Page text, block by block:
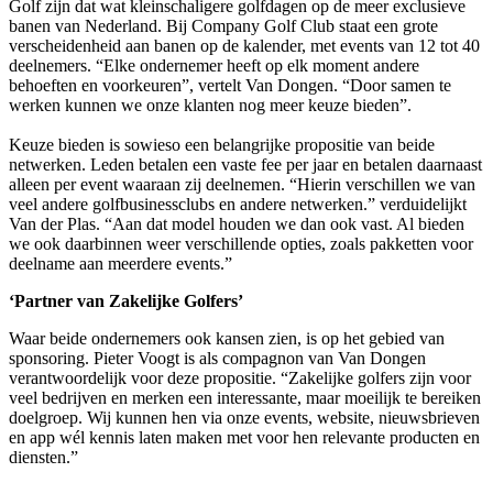
Golf zijn dat wat kleinschaligere golfdagen op de meer exclusieve
banen van Nederland. Bij Company Golf Club staat een grote
verscheidenheid aan banen op de kalender, met events van 12 tot 40
deelnemers. “Elke ondernemer heeft op elk moment andere
behoeften en voorkeuren”, vertelt Van Dongen. “Door samen te
werken kunnen we onze klanten nog meer keuze bieden”.
Keuze bieden is sowieso een belangrijke propositie van beide
netwerken. Leden betalen een vaste fee per jaar en betalen daarnaast
alleen per event waaraan zij deelnemen. “Hierin verschillen we van
veel andere golfbusinessclubs en andere netwerken.” verduidelijkt
Van der Plas. “Aan dat model houden we dan ook vast. Al bieden
we ook daarbinnen weer verschillende opties, zoals pakketten voor
deelname aan meerdere events.”
‘Partner van Zakelijke Golfers’
Waar beide ondernemers ook kansen zien, is op het gebied van
sponsoring. Pieter Voogt is als compagnon van Van Dongen
verantwoordelijk voor deze propositie. “Zakelijke golfers zijn voor
veel bedrijven en merken een interessante, maar moeilijk te bereiken
doelgroep. Wij kunnen hen via onze events, website, nieuwsbrieven
en app wél kennis laten maken met voor hen relevante producten en
diensten.”